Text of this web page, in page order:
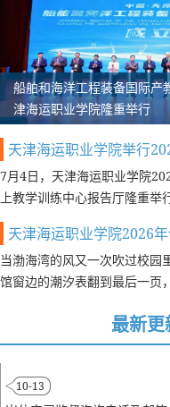
船舶和海洋工程装备国际产
津海运职业学院隆重举行
天津海运职业学院举行
7月4日，天津海运职业学院
上教学训练中心报告厅隆重举
天津海运职业学院2026
当渤海湾的风又一次吹过校园
馆窗边的潮汐表翻到最后一页
最新更
10-13